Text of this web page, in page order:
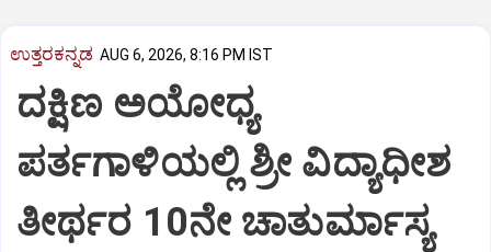
ಉತ್ತರಕನ್ನಡ AUG 6, 2026, 8:16 PM IST
ದಕ್ಷಿಣ ಅಯೋಧ್ಯ
ಪರ್ತಗಾಳಿಯಲ್ಲಿ ಶ್ರೀ ವಿದ್ಯಾಧೀಶ
ತೀರ್ಥರ 10ನೇ ಚಾತುರ್ಮಾಸ್ಯ